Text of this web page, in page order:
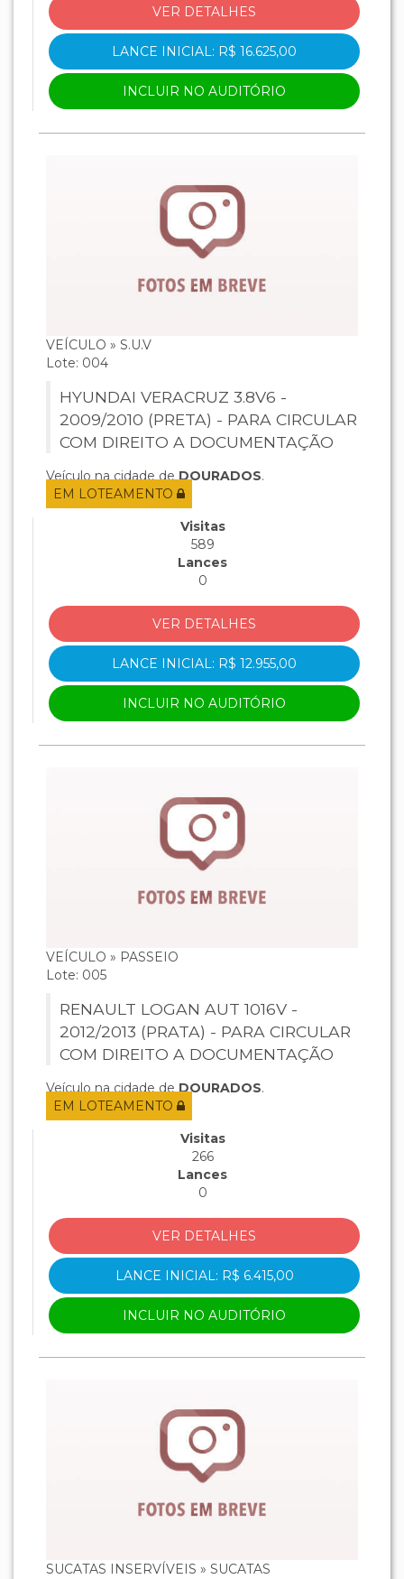
VER DETALHES
LANCE INICIAL: R$ 16.625,00
INCLUIR NO AUDITÓRIO
VEÍCULO » S.U.V
Lote: 004
HYUNDAI VERACRUZ 3.8V6 -
2009/2010 (PRETA) - PARA CIRCULAR
COM DIREITO A DOCUMENTAÇÃO
Veículo na cidade deDOURADOS.
EM LOTEAMENTO
Visitas
589
Lances
0
VER DETALHES
LANCE INICIAL: R$ 12.955,00
INCLUIR NO AUDITÓRIO
VEÍCULO » PASSEIO
Lote: 005
RENAULT LOGAN AUT 1016V -
2012/2013 (PRATA) - PARA CIRCULAR
COM DIREITO A DOCUMENTAÇÃO
Veículo na cidade deDOURADOS.
EM LOTEAMENTO
Visitas
266
Lances
0
VER DETALHES
LANCE INICIAL: R$ 6.415,00
INCLUIR NO AUDITÓRIO
SUCATAS INSERVÍVEIS » SUCATAS